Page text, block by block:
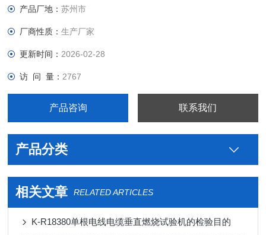
在试验的条件下使灼热丝和试验样品接触。
产品厂地：苏州市
厂商性质：生产厂家
更新时间： 2026-02-28
访 问 量： 2767
产品咨询 联系我们
产品分类
相关文章 RELATED ARTICLES
K-R18380单根电线电缆垂直燃烧试验机的检验目的